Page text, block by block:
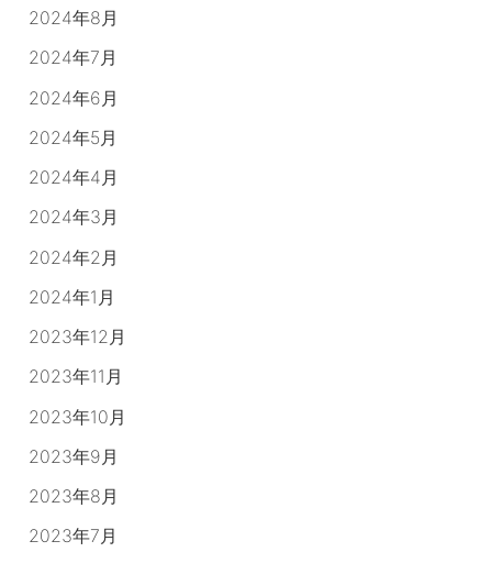
2024年8月
2024年7月
2024年6月
2024年5月
2024年4月
2024年3月
2024年2月
2024年1月
2023年12月
2023年11月
2023年10月
2023年9月
2023年8月
2023年7月